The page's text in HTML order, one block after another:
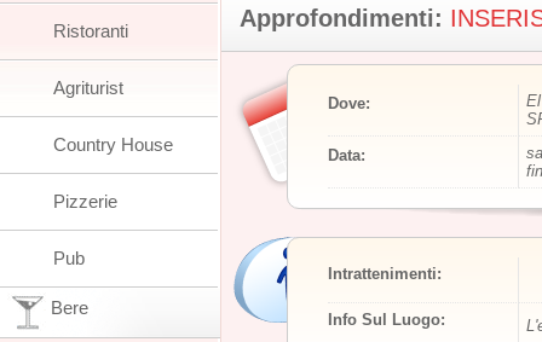
Approfondimenti:
Dove:
Data:
Intrattenimenti:
Info Sul Luogo:
Ristoranti
Agriturist
Country House
Pizzerie
Pub
Bere